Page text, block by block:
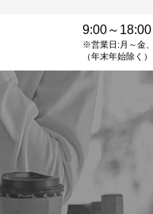
9:00～18:00
※営業日:月～金
（年末年始除く）